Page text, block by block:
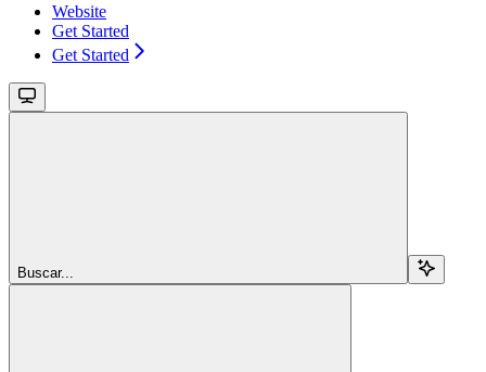
Website
Get Started
Get Started
Buscar...